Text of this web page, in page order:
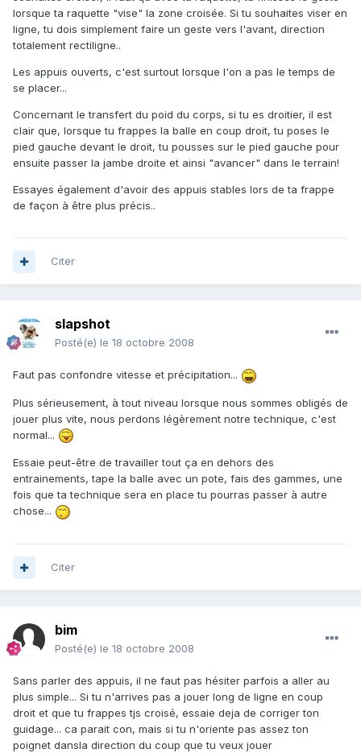
lorsque ta raquette "vise" la zone croisée. Si tu souhaites viser en
ligne, tu dois simplement faire un geste vers l'avant, direction
totalement rectiligne..
Les appuis ouverts, c'est surtout lorsque l'on a pas le temps de
se placer...
Concernant le transfert du poid du corps, si tu es droitier, il est
clair que, lorsque tu frappes la balle en coup droit, tu poses le
pied gauche devant le droit, tu pousses sur le pied gauche pour
ensuite passer la jambe droite et ainsi "avancer" dans le terrain!
Essayes également d'avoir des appuis stables lors de ta frappe
de façon à être plus précis..
Citer
slapshot
Posté(e) le 18 octobre 2008
Faut pas confondre vitesse et précipitation...
Plus sérieusement, à tout niveau lorsque nous sommes obligés de
jouer plus vite, nous perdons légèrement notre technique, c'est
normal...
Essaie peut-être de travailler tout ça en dehors des
entrainements, tape la balle avec un pote, fais des gammes, une
fois que ta technique sera en place tu pourras passer à autre
chose...
Citer
bim
Posté(e) le 18 octobre 2008
Sans parler des appuis, il ne faut pas hésiter parfois a aller au
plus simple... Si tu n'arrives pas a jouer long de ligne en coup
droit et que tu frappes tjs croisé, essaie deja de corriger ton
guidage... ca parait con, mais si tu n'oriente pas assez ton
poignet dansla direction du coup que tu veux jouer